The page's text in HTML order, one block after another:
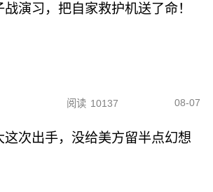
演习，把自家救护机送了命！
阅读 10137 08-07
这次出手，没给美方留半点幻想